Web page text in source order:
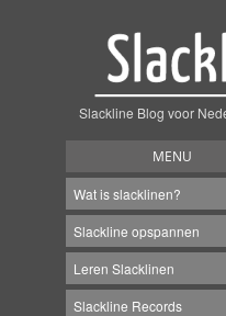
Slackline Blog voor
MENU
Wat is slacklinen?
Slackline opspannen
Leren Slacklinen
Slackline Records